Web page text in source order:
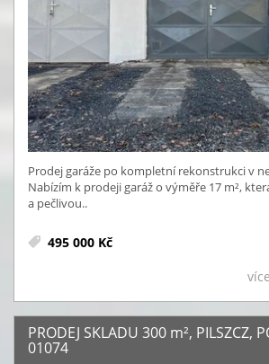
Prodej garáže po kompletní rekonstrukci v
Nabízím k prodeji garáž o výměře 17 m²,
a pečlivou..
495 000 Kč
PRODEJ SKLADU 300 m², PILSZCZ,
01074